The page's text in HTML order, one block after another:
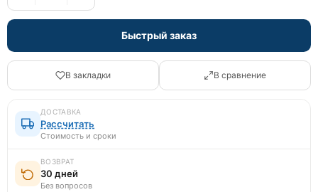
Быстрый заказ
В закладки В сравнение
ДОСТАВКА
Рассчитать
Стоимость и сроки
ВОЗВРАТ
30 дней
Без вопросов